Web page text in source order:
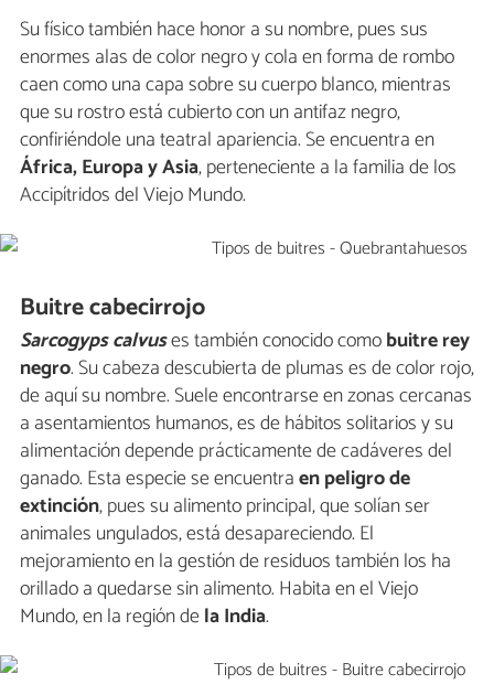
Su físico también hace honor a su nombre, pues sus
enormes alas de color negro y cola en forma de rombo
caen como una capa sobre su cuerpo blanco, mientras
que su rostro está cubierto con un antifaz negro,
confiriéndole una teatral apariencia. Se encuentra en
África, Europa y Asia, perteneciente a la familia de los
Accipítridos del Viejo Mundo.
Buitre cabecirrojo
Sarcogyps calvuses también conocido comobuitre rey
negro. Su cabeza descubierta de plumas es de color rojo,
de aquí su nombre. Suele encontrarse en zonas cercanas
a asentamientos humanos, es de hábitos solitarios y su
alimentación depende prácticamente de cadáveres del
ganado. Esta especie se encuentraen peligro de
extinción, pues su alimento principal, que solían ser
animales ungulados, está desapareciendo. El
mejoramiento en la gestión de residuos también los ha
orillado a quedarse sin alimento. Habita en el Viejo
Mundo, en la región dela India.